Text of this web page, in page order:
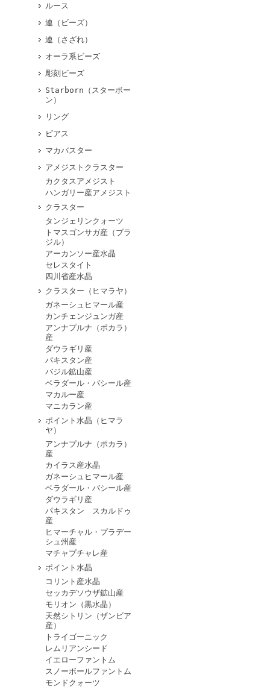
ルース
連（ビーズ）
連（さざれ）
オーラ系ビーズ
彫刻ビーズ
Starborn（スターボー
ン）
リング
ピアス
マカバスター
アメジストクラスター
カクタスアメジスト
ハンガリー産アメジスト
クラスター
タンジェリンクォーツ
トマスゴンサガ産（ブラ
ジル）
アーカンソー産水晶
セレスタイト
四川省産水晶
クラスター（ヒマラヤ）
ガネーシュヒマール産
カンチェンジュンガ産
アンナプルナ（ポカラ）
産
ダウラギリ産
パキスタン産
バジル鉱山産
ベラダール・バシール産
マカルー産
マニカラン産
ポイント水晶（ヒマラ
ヤ）
アンナプルナ（ポカラ）
産
カイラス産水晶
ガネーシュヒマール産
ベラダール・バシール産
ダウラギリ産
パキスタン スカルドゥ
産
ヒマーチャル・プラデー
シュ州産
マチャプチャレ産
ポイント水晶
コリント産水晶
セッカデソウザ鉱山産
モリオン（黒水晶）
天然シトリン（ザンビア
産）
トライゴーニック
レムリアンシード
イエローファントム
スノーボールファントム
モンドクォーツ